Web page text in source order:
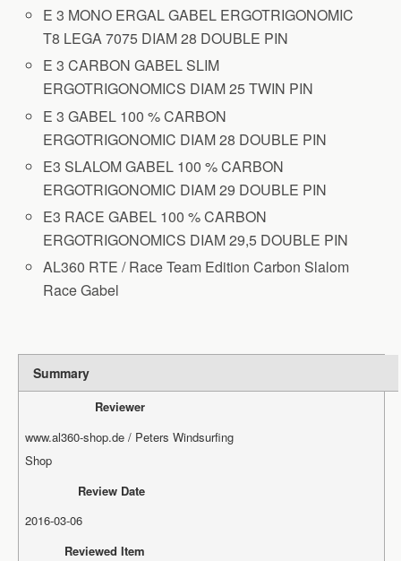
E 3 MONO ERGAL GABEL ERGOTRIGONOMIC
T8 LEGA 7075 DIAM 28 DOUBLE PIN
E 3 CARBON GABEL SLIM
ERGOTRIGONOMICS DIAM 25 TWIN PIN
E 3 GABEL 100 % CARBON
ERGOTRIGONOMIC DIAM 28 DOUBLE PIN
E3 SLALOM GABEL 100 % CARBON
ERGOTRIGONOMIC DIAM 29 DOUBLE PIN
E3 RACE GABEL 100 % CARBON
ERGOTRIGONOMICS DIAM 29,5 DOUBLE PIN
AL360 RTE / Race Team Edition Carbon Slalom
Race Gabel
Summary
Reviewer
www.al360-shop.de / Peters Windsurfing
Shop
Review Date
2016-03-06
Reviewed Item